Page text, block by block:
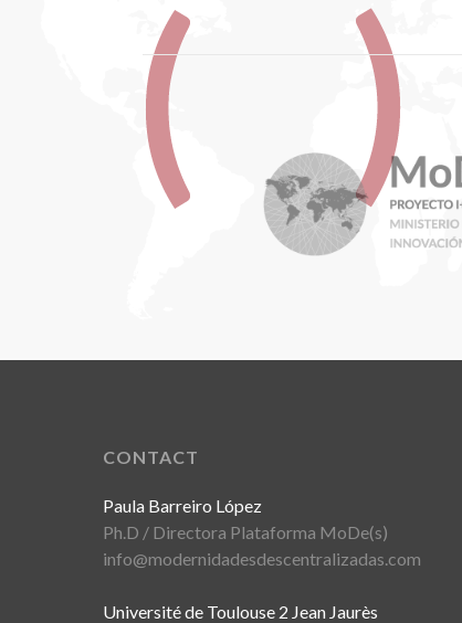
CONTACT
Paula Barreiro López
Ph.D / Directora Plataforma MoDe(s)
info@modernidadesdescentralizadas.com
Université de Toulouse 2 Jean Jaurès